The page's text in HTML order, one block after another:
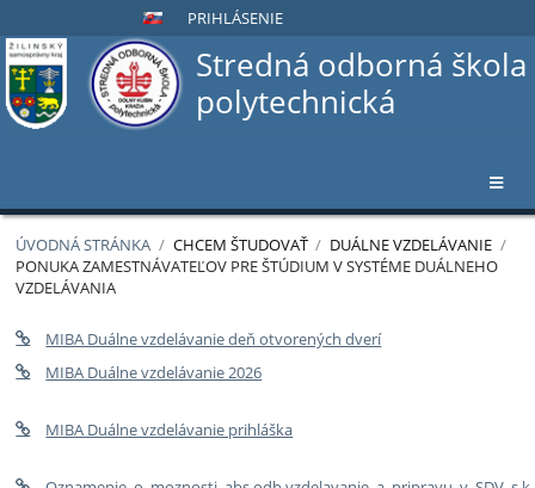
PRIHLÁSENIE
Stredná odborná škola
polytechnická
ÚVODNÁ STRÁNKA / CHCEM ŠTUDOVAŤ / DUÁLNE VZDELÁVANIE /
PONUKA ZAMESTNÁVATEĽOV PRE ŠTÚDIUM V SYSTÉME DUÁLNEHO
VZDELÁVANIA
Ponuka
zamestnávateľov
pre
štúdium
v
systéme
MIBA Duálne vzdelávanie deň otvorených dverí
MIBA Duálne vzdelávanie 2026
MIBA Duálne vzdelávanie prihláška